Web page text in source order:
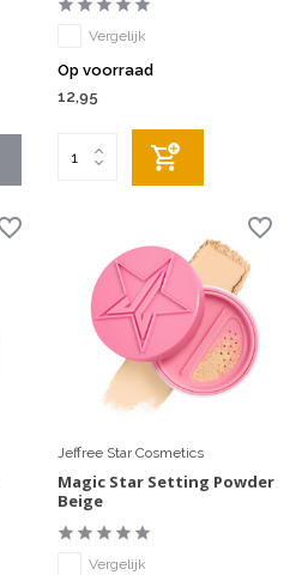
Vergelijk
Op voorraad
12,95
Jeffree Star Cosmetics
Magic Star Setting Powder
Beige
Vergelijk